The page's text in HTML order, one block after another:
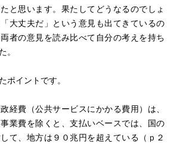
と思います。果たしてどうなるのでしょ
大丈夫だ」という意見も出てきているの
者の意見を読み比べて自分の考えを持ち
。
ポイントです。
経費（公共サービスにかかる費用）は、
業費を除くと、支払いベースでは、国の
て、地方は９０兆円を超えている（ｐ２